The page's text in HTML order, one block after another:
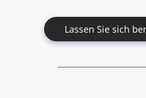
Lassen Sie sich